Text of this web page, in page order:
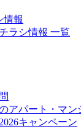
情報
ラシ情報 一覧
アパート・マン
キャンペーン